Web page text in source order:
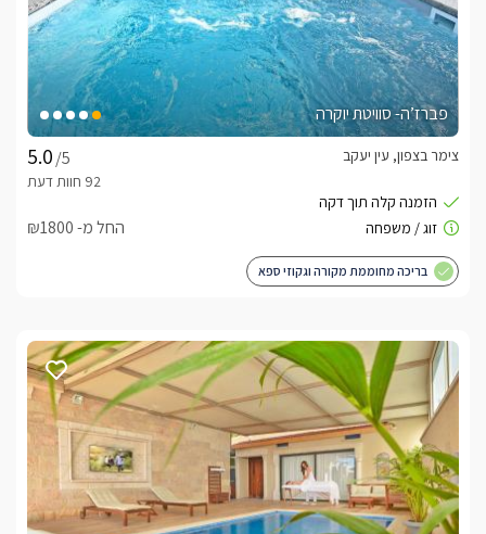
פברז’ה- סוויטת יוקרה
/5
צימר בצפון, עין יעקב
החל מ- ₪1800
בריכה מחוממת מקורה וגקוזי ספא